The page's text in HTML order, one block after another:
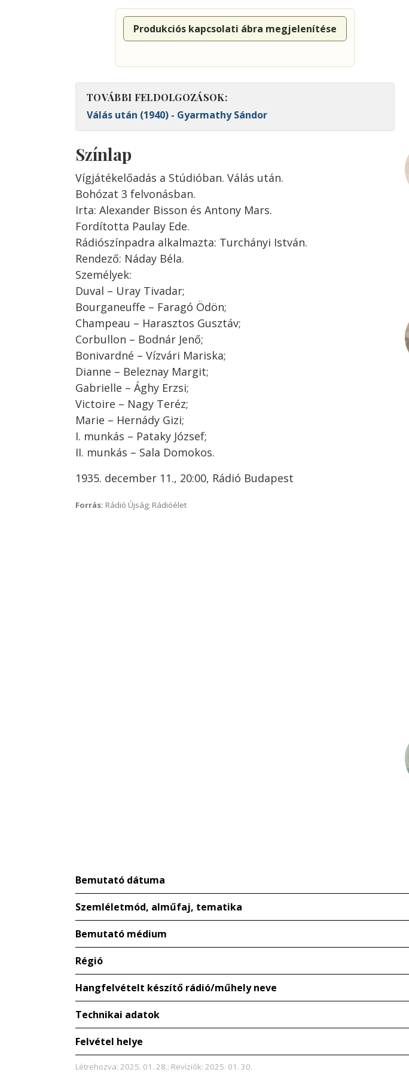
Produkciós kapcsolati ábra megjelenítése
TOVÁBBI FELDOLGOZÁSOK:
Válás után (1940) - Gyarmathy Sándor
Színlap
Vígjátékelőadás a Stúdióban. Válás után.
Bohózat 3 felvonásban.
Irta: Alexander Bisson és Antony Mars.
Fordította Paulay Ede.
Rádiószínpadra alkalmazta: Turchányi István.
Rendező: Náday Béla.
Személyek:
Duval – Uray Tivadar;
Bourganeuffe – Faragó Ödön;
Champeau – Harasztos Gusztáv;
Corbullon – Bodnár Jenő;
Bonivardné – Vízvári Mariska;
Dianne – Beleznay Margit;
Gabrielle – Ághy Erzsi;
Victoire – Nagy Teréz;
Marie – Hernády Gizi;
I. munkás – Pataky József;
II. munkás – Sala Domokos.
1935. december 11., 20:00, Rádió Budapest
Forrás: Rádió Újság; Rádióélet
Bemutató dátuma
Szemléletmód, alműfaj, tematika
Bemutató médium
Régió
Hangfelvételt készítő rádió/műhely neve
Technikai adatok
Felvétel helye
Létrehozva: 2025. 01. 28.; Revíziók: 2025. 01. 30.